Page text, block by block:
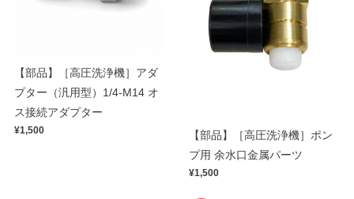
【部品】［高圧洗浄機］アダ
プター（汎用型）1/4-M14 オ
ス接続アダプター
¥1,500
【部品】［高圧洗浄機］ポン
プ用 余水口金属パーツ
¥1,500